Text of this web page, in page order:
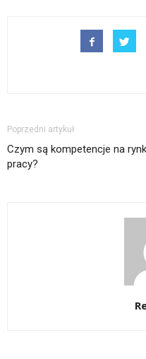
Poprzedni artykuł
Czym są kompetencje na
pracy?